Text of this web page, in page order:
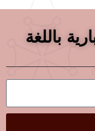
باللغة